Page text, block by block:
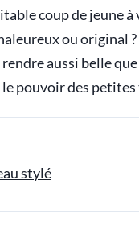
coup de jeune à
ou original
aussi belle
pouvoir des
stylé